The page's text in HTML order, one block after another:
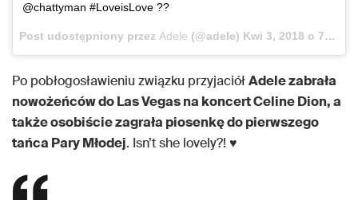
@chattyman #LoveisLove ?️‍?
Post udostępniony przez Adele (@adele) Kwi 3, 2018 o 7:57 PDT
Po pobłogosławieniu związku przyjaciółAdele zabrała
nowożeńców do Las Vegas na koncert Celine Dion, a
także osobiście zagrała piosenkę do pierwszego
tańca Pary Młodej. Isn’t she lovely?! ♥